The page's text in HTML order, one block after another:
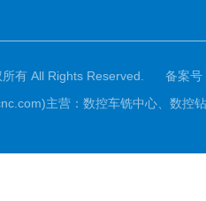
有 All Rights Reserved.
备案号
主营：数控车铣中心、数控